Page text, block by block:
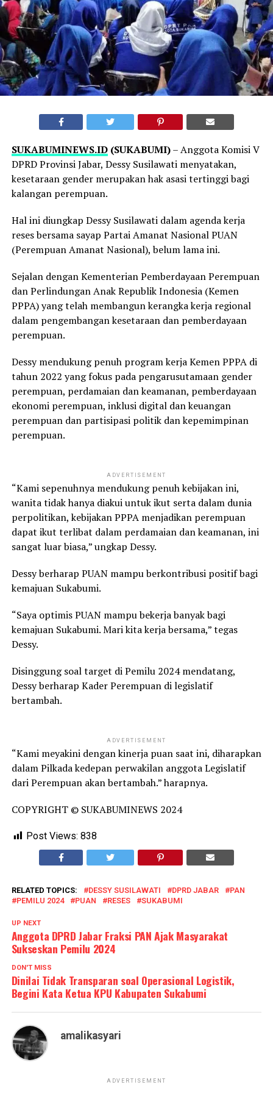
SUKABUMINEWS.ID(SUKABUMI)– Anggota Komisi V
DPRD Provinsi Jabar, Dessy Susilawati menyatakan,
kesetaraan gender merupakan hak asasi tertinggi bagi
kalangan perempuan.
Hal ini diungkap Dessy Susilawati dalam agenda kerja
reses bersama sayap Partai Amanat Nasional PUAN
(Perempuan Amanat Nasional), belum lama ini.
Sejalan dengan Kementerian Pemberdayaan Perempuan
dan Perlindungan Anak Republik Indonesia (Kemen
PPPA) yang telah membangun kerangka kerja regional
dalam pengembangan kesetaraan dan pemberdayaan
perempuan.
Dessy mendukung penuh program kerja Kemen PPPA di
tahun 2022 yang fokus pada pengarusutamaan gender
perempuan, perdamaian dan keamanan, pemberdayaan
ekonomi perempuan, inklusi digital dan keuangan
perempuan dan partisipasi politik dan kepemimpinan
perempuan.
ADVERTISEMENT
“Kami sepenuhnya mendukung penuh kebijakan ini,
wanita tidak hanya diakui untuk ikut serta dalam dunia
perpolitikan, kebijakan PPPA menjadikan perempuan
dapat ikut terlibat dalam perdamaian dan keamanan, ini
sangat luar biasa,” ungkap Dessy.
Dessy berharap PUAN mampu berkontribusi positif bagi
kemajuan Sukabumi.
“Saya optimis PUAN mampu bekerja banyak bagi
kemajuan Sukabumi. Mari kita kerja bersama,” tegas
Dessy.
Disinggung soal target di Pemilu 2024 mendatang,
Dessy berharap Kader Perempuan di legislatif
bertambah.
ADVERTISEMENT
“Kami meyakini dengan kinerja puan saat ini, diharapkan
dalam Pilkada kedepan perwakilan anggota Legislatif
dari Perempuan akan bertambah.” harapnya.
COPYRIGHT © SUKABUMINEWS 2024
Post Views: 838
RELATED TOPICS: DESSY SUSILAWATI DPRD JABAR
PAN
PEMILU 2024
PUAN RESES SUKABUMI
UP NEXT
Anggota DPRD Jabar Fraksi PAN Ajak Masyarakat
Sukseskan Pemilu 2024
DON'T MISS
Dinilai Tidak Transparan soal Operasional Logistik,
Begini Kata Ketua KPU Kabupaten Sukabumi
amalikasyari
ADVERTISEMENT